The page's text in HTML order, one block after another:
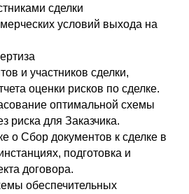
сделки
условий выхода на
и участников сделки,
оценки рисков по сделке.
оптимальной схемы
риска для Заказчика.
o Сбор документов к сделке в
подготовка и
договора.
обеспечительных